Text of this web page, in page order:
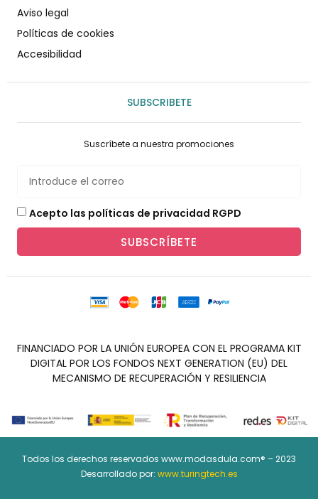
Aviso legal
Políticas de cookies
Accesibilidad
SUBSCRIBETE
Suscríbete a nuestra promociones
Acepto las políticas de privacidad RGPD
SUBSCRÍBETE
FINANCIADO POR LA UNIÓN EUROPEA CON EL PROGRAMA KIT
DIGITAL POR LOS FONDOS NEXT GENERATION (EU) DEL
MECANISMO DE RECUPERACIÓN Y RESILIENCIA
Todos los derechos reservados www.modasdula.com® – 2023
Desarrollado por: www.turingtech.es